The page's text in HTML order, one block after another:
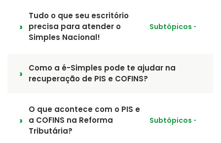
Tudo o que seu escritório
precisa para atender o
Simples Nacional!
Subtópicos
Como a é-Simples pode te ajudar na
recuperação de PIS e COFINS?
O que acontece com o PIS e
a COFINS na Reforma
Tributária?
Subtópicos